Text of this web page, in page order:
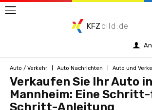
KFZ bild.de
Auto / Verkehr Auto Nachrichten Auto und
Verkaufen Sie Ihr Auto in
Mannheim: Eine
Schritt-Anleitung